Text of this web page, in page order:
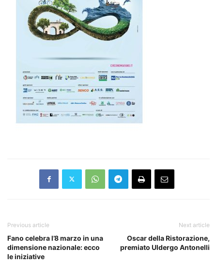
Previous article
Fano celebra l’8 marzo in una
dimensione nazionale: ecco
le iniziative
Next article
Oscar della Ristorazione,
premiato Uldergo Antonelli